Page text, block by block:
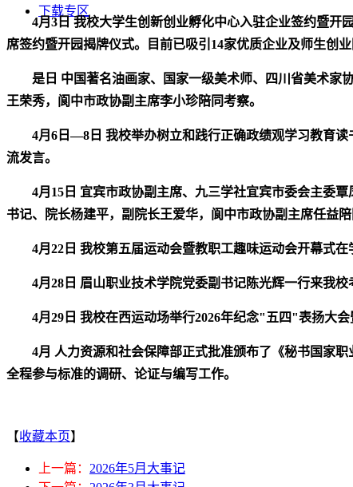
下载专区
4月 3 日 我校大学生创新创业孵化中心入驻企业签约暨开
席签约暨开园揭牌仪式。目前已吸引14家优质企业及师生创
是 日 中国著名油画家、国家一级美术师、四川省美术家
王荣秀，阆中市政协副主席李小珍陪同考察。
4月 6 日—8日 我校举办树立和践行正确政绩观学习教育
流发言。
4月 15日 宜宾市政协副主席、九三学社宜宾市委会主委
书记、院长杨建平，副院长王爱华，阆中市政协副主席任益陪
4月 22日 我校第五届运动会暨教职工趣味运动会开幕式
4月28日 眉山职业技术学院党委副书记陈光辉一行来我
4月29日 我校在西运动场举行2026年纪念"五四"表扬大
4月 人力资源和社会保障部正式批准颁布了《秘书国家
全程参与标准的调研、论证与编写工作。
【收藏本页】
上一篇： 2026年5月大事记